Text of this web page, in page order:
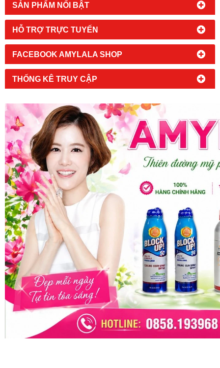
SẢN PHẨM NỔI BẬT
HỖ TRỢ TRỰC TUYẾN
FACEBOOK AMYLALA SHOP
THỐNG KÊ TRUY CẬP